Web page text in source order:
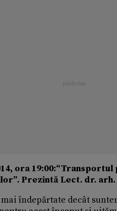
ora
Prezintă Lect. dr. arh.
îndepărtate decât